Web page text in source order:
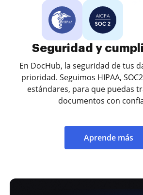
Seguridad y
En DocHub, la seguridad de tus
prioridad. Seguimos HIPAA,
estándares, para que puedas
documentos con
Aprende más